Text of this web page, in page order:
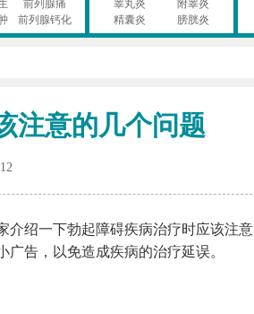
前列腺痛
前列腺钙化
睾丸炎
附睾炎
精囊炎
膀胱炎
注意的几个问题
介绍一下勃起障碍疾病治疗时应该注意
告，以免造成疾病的治疗延误。